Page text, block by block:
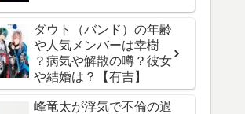
ダウト（バンド）の年齢
や人気メンバーは幸樹
？病気や解散の噂？彼女
や結婚は？【有吉】
峰竜太が浮気で不倫の過